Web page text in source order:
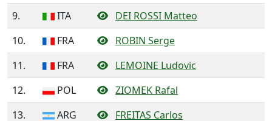
9.
ITA
DEI ROSSI Matteo
10.
FRA
ROBIN Serge
11.
FRA
LEMOINE Ludovic
12.
POL
ZIOMEK Rafal
13.
ARG
FREITAS Carlos